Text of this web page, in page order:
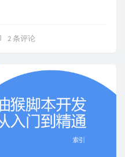
2 条评论